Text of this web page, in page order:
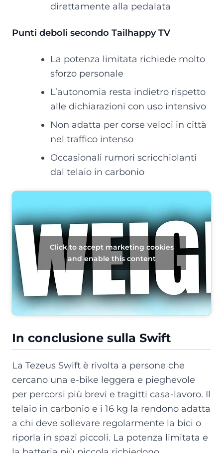
direttamente alla pedalata
Punti deboli secondo Tailhappy TV
La potenza limitata richiede molto
sforzo personale
L’autonomia resta indietro rispetto
alle dichiarazioni con uso intensivo
Non adatta per corse veloci in città
nel traffico intenso
Occasionali rumori scricchiolanti
dal telaio in carbonio
Click to accept marketing cookies
and enable this content
In conclusione sulla Swift
La Tezeus Swift è rivolta a persone che
cercano una e-bike leggera e pieghevole
per percorsi più brevi e tragitti casa-lavoro. Il
telaio in carbonio e i 16 kg la rendono adatta
a chi deve sollevare regolarmente la bici o
riporla in spazi piccoli. La potenza limitata e